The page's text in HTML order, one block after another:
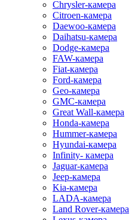
Chrysler-камера
Citroen-камера
Daewoo-камера
Daihatsu-камера
Dodge-камера
FAW-камера
Fiat-камера
Ford-камера
Geo-камера
GMC-камера
Great Wall-камера
Honda-камера
Hummer-камера
Hyundai-камера
Infinity- камера
Jaguar-камера
Jeep-камера
Kia-камера
LADA-камера
Land Rover-камера